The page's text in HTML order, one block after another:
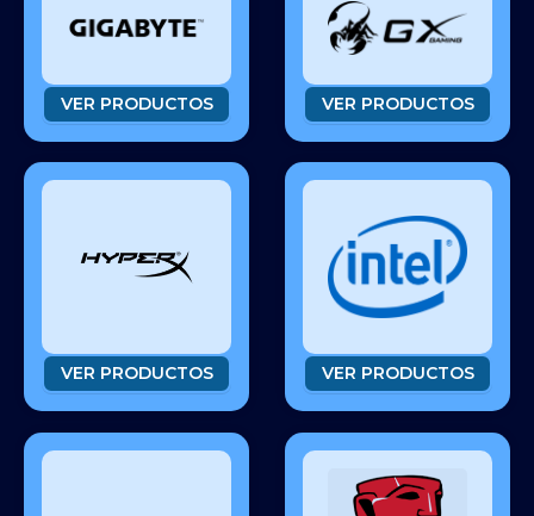
VER PRODUCTOS VER PRODUCTOS
VER PRODUCTOS VER PRODUCTOS